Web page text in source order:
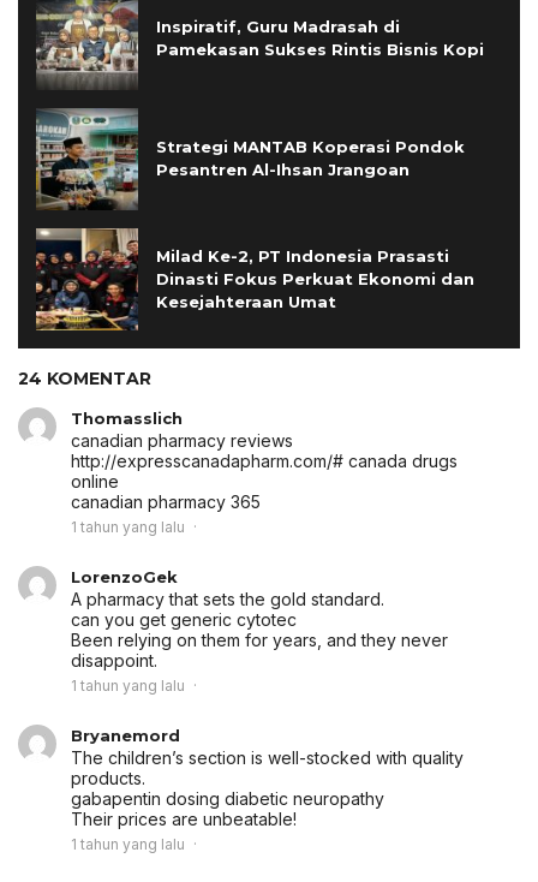
Inspiratif, Guru Madrasah di
Pamekasan Sukses Rintis Bisnis Kopi
Strategi MANTAB Koperasi Pondok
Pesantren Al-Ihsan Jrangoan
Milad Ke-2, PT Indonesia Prasasti
Dinasti Fokus Perkuat Ekonomi dan
Kesejahteraan Umat
24 KOMENTAR
Thomasslich
canadian pharmacy reviews
http://expresscanadapharm.com/# canada drugs
online
canadian pharmacy 365
1 tahun yang lalu
LorenzoGek
A pharmacy that sets the gold standard.
can you get generic cytotec
Been relying on them for years, and they never
disappoint.
1 tahun yang lalu
Bryanemord
The children’s section is well-stocked with quality
products.
gabapentin dosing diabetic neuropathy
Their prices are unbeatable!
1 tahun yang lalu